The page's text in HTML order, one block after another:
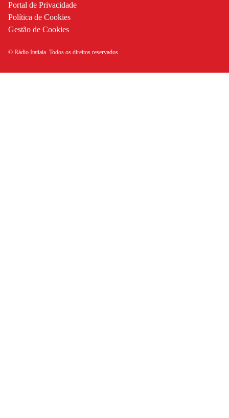
Portal de Privacidade
Política de Cookies
Gestão de Cookies
© Rádio Itatiaia. Todos os direitos reservados.